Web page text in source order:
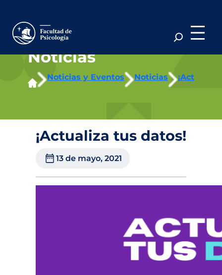
contenido
Noticias
Noticias y Eventos Noticias
¡Actualiza tus datos!
13 de mayo, 2021